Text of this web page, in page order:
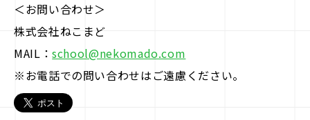
＜お問い合わせ＞
株式会社ねこまど
MAIL：school@nekomado.com
※お電話での問い合わせはご遠慮ください。